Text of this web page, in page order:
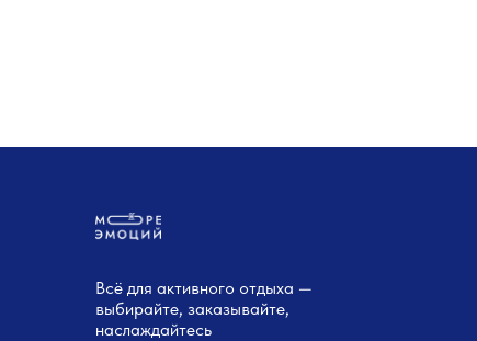
Всё для активного отдыха —
выбирайте, заказывайте,
наслаждайтесь